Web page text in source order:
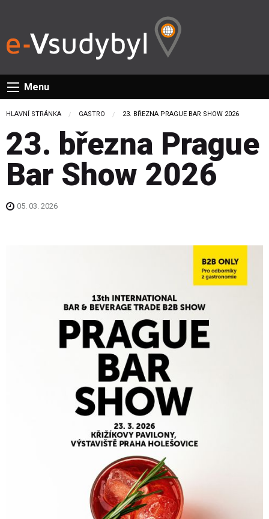
Menu
HLAVNÍ STRÁNKA GASTRO CURRENT:
23. BŘEZNA PRAGUE BAR SHOW 2026
23. března Prague
Bar Show 2026
05. 03. 2026